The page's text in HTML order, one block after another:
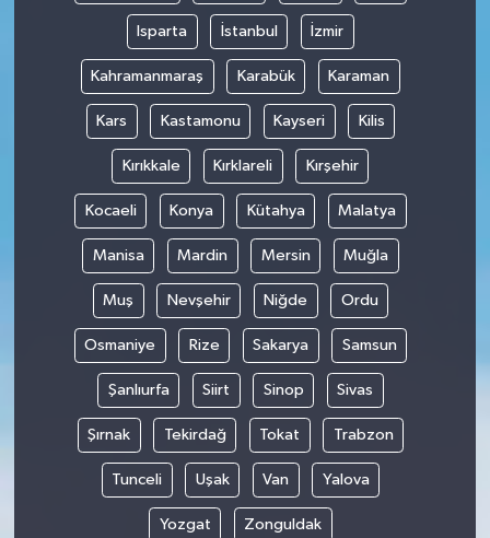
Isparta İstanbul İzmir
Kahramanmaraş Karabük Karaman
Kars Kastamonu Kayseri Kilis
Kırıkkale Kırklareli Kırşehir
Kocaeli Konya Kütahya Malatya
Manisa Mardin Mersin Muğla
Muş Nevşehir Niğde Ordu
Osmaniye Rize Sakarya Samsun
Şanlıurfa Siirt Sinop Sivas
Şırnak Tekirdağ Tokat Trabzon
Tunceli Uşak Van Yalova
Yozgat Zonguldak